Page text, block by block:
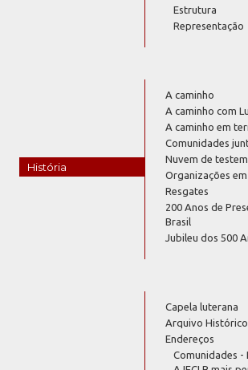
Estrutura
Representação
História
A caminho
A caminho com
A caminho em
Comunidades
Nuvem de
Organizações
Resgates
200 Anos de
Brasil
Jubileu dos 500
Capela luterana
Arquivo Histórico
Endereços
Comunidades -